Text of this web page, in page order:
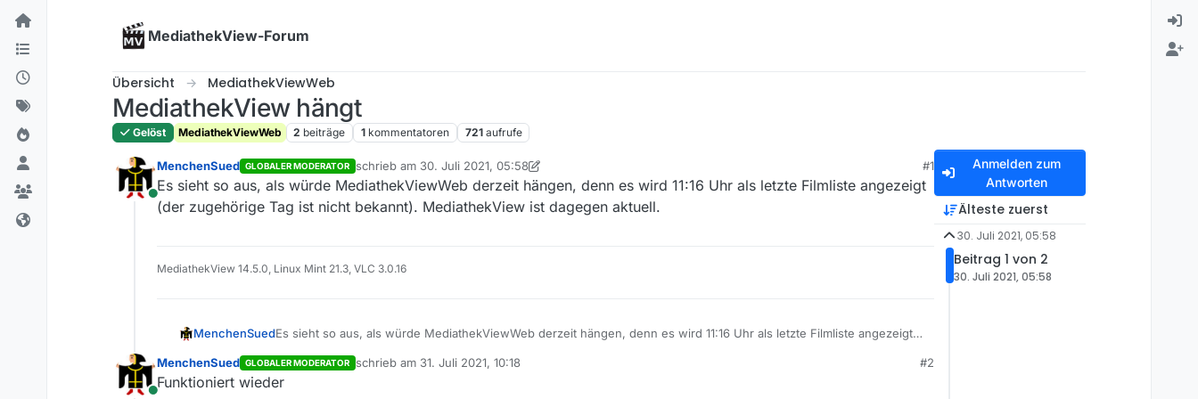
Skip to content
MediathekView-Forum
Übersicht MediathekViewWeb
MediathekView hängt
Gelöst MediathekViewWeb 2 beiträge 1 kommentatoren 721 aufrufe
Online
MenchenSued GLOBALER MODERATOR schrieb am 30. Juli 2021, 05:58
zuletzt editiert von MenchenSued
#1
Es sieht so aus, als würde MediathekViewWeb derzeit hängen, denn es wird 11:16 Uhr als letzte Filmliste angezeigt
(der zugehörige Tag ist nicht bekannt). MediathekView ist dagegen aktuell.
MediathekView 14.5.0, Linux Mint 21.3, VLC 3.0.16
MenchenSuedEs sieht so aus, als würde MediathekViewWeb derzeit hängen, denn es wird 11:16 Uhr als letzte Filmliste angezeigt
MenchenSued GLOBALER MODERATOR schrieb am 31. Juli 2021, 10:18
zuletzt editiert von
#2
Funktioniert wieder
Anmelden zum
Antworten
Älteste zuerst
30. Juli 2021, 05:58
Beitrag 1 von 2
30. Juli 2021, 05:58